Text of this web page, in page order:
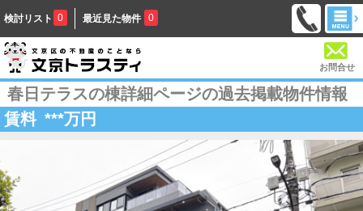
検討リスト 0 最近見た物件 0
お問合せ
春日テラスの棟詳細ページの過去掲載物件情報
賃料 ***万円